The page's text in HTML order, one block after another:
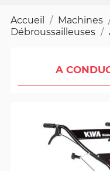
Accueil Machines
Débroussailleuses
A